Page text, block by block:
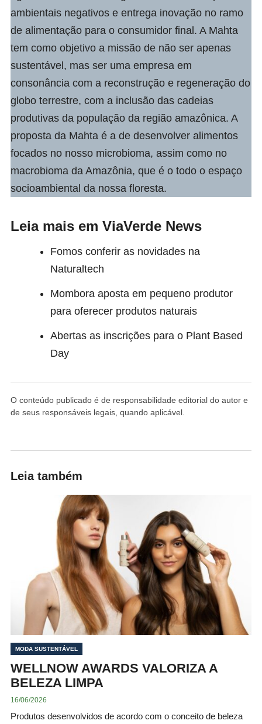
ambientais negativos e entrega inovação no ramo
de alimentação para o consumidor final. A Mahta
tem como objetivo a missão de não ser apenas
sustentável, mas ser uma empresa em
consonância com a reconstrução e regeneração do
globo terrestre, com a inclusão das cadeias
produtivas da população da região amazônica. A
proposta da Mahta é a de desenvolver alimentos
focados no nosso microbioma, assim como no
macrobioma da Amazônia, que é o todo o espaço
socioambiental da nossa floresta.
Leia mais em ViaVerde News
Fomos conferir as novidades na
Naturaltech
Mombora aposta em pequeno produtor
para oferecer produtos naturais
Abertas as inscrições para o Plant Based
Day
O conteúdo publicado é de responsabilidade editorial do autor e
de seus responsáveis legais, quando aplicável.
Leia também
MODA SUSTENTÁVEL
WELLNOW AWARDS VALORIZA A
BELEZA LIMPA
16/06/2026
Produtos desenvolvidos de acordo com o conceito de beleza